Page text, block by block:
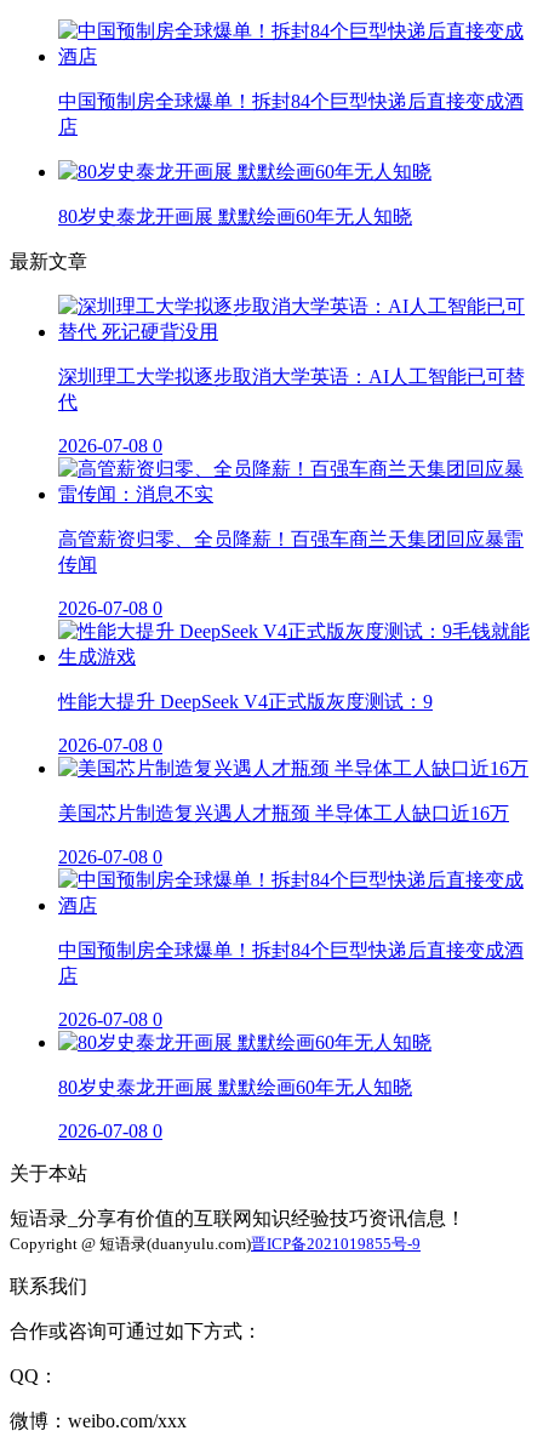
中国预制房全球爆单！拆封84个巨型快递后直接变成酒
店
80岁史泰龙开画展 默默绘画60年无人知晓
最新文章
深圳理工大学拟逐步取消大学英语：AI人工智能已可替
代
2026-07-08 0
高管薪资归零、全员降薪！百强车商兰天集团回应暴雷
传闻
2026-07-08 0
性能大提升 DeepSeek V4正式版灰度测试：9
2026-07-08 0
美国芯片制造复兴遇人才瓶颈 半导体工人缺口近16万
2026-07-08 0
中国预制房全球爆单！拆封84个巨型快递后直接变成酒
店
2026-07-08 0
80岁史泰龙开画展 默默绘画60年无人知晓
2026-07-08 0
关于本站
短语录_分享有价值的互联网知识经验技巧资讯信息！
Copyright @ 短语录(duanyulu.com)晋ICP备2021019855号-9
联系我们
合作或咨询可通过如下方式：
QQ：
微博：weibo.com/xxx